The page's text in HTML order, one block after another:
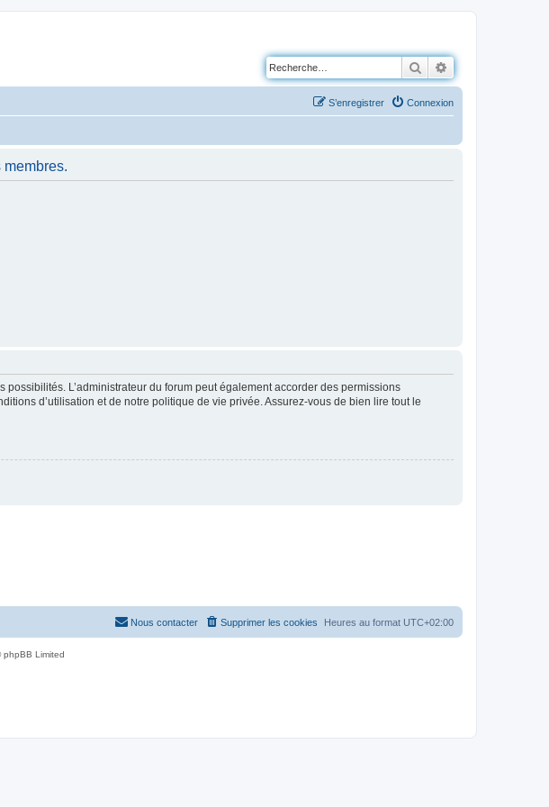
Rechercher
Connexion
S’enregistrer
L’administrateur du forum peut également accorder des permissions
d’utilisation et de notre politique de vie privée. Assurez-vous de bien lire tout le
Heures au format UTC+02:00
Supprimer les cookies
Nous contacter
Limited